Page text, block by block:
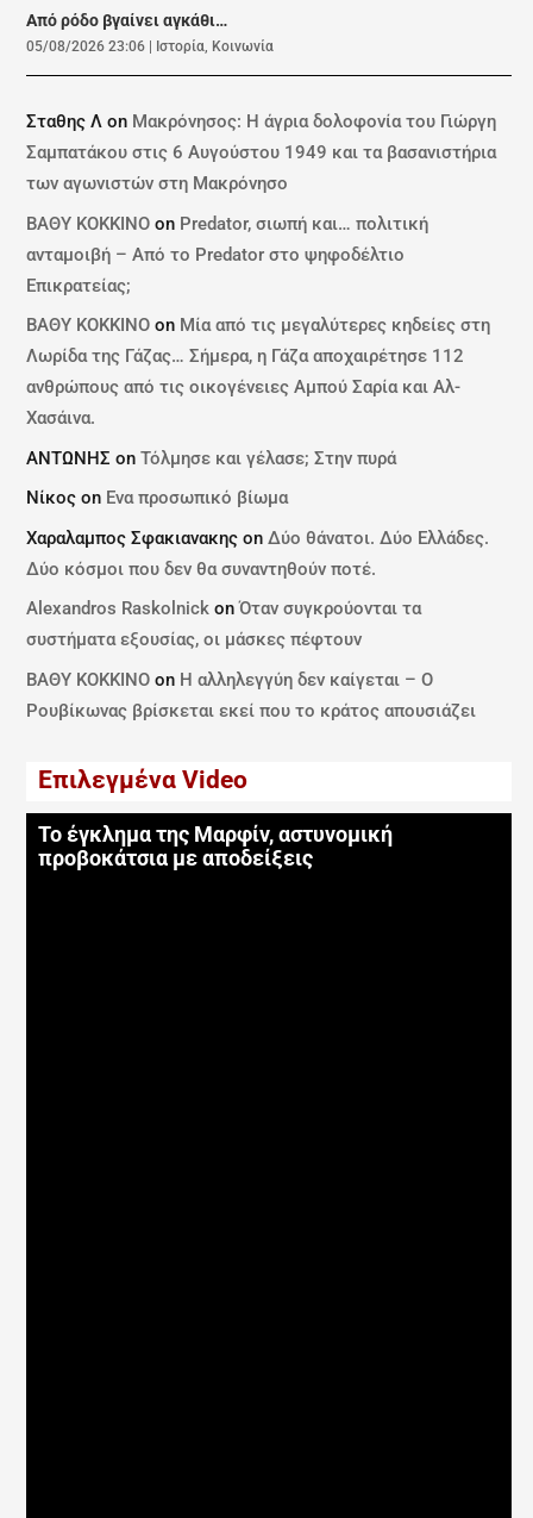
Από ρόδο βγαίνει αγκάθι…
05/08/2026 23:06 Ιστορία, Κοινωνία
Σταθης Λ on Μακρόνησος: Η άγρια δολοφονία του Γιώργη
Σαμπατάκου στις 6 Αυγούστου 1949 και τα βασανιστήρια
των αγωνιστών στη Μακρόνησο
ΒΑΘΥ ΚΟΚΚΙΝΟ on Predator, σιωπή και… πολιτική
ανταμοιβή – Από το Predator στο ψηφοδέλτιο
Επικρατείας;
ΒΑΘΥ ΚΟΚΚΙΝΟ on Μία από τις μεγαλύτερες κηδείες στη
Λωρίδα της Γάζας… Σήμερα, η Γάζα αποχαιρέτησε 112
ανθρώπους από τις οικογένειες Αμπού Σαρία και Αλ-
Χασάινα.
ΑΝΤΩΝΗΣ onΤόλμησε και γέλασε; Στην πυρά
Νίκος on Ενα προσωπικό βίωμα
Χαραλαμπος Σφακιανακης onΔύο θάνατοι. Δύο Ελλάδες.
Δύο κόσμοι που δεν θα συναντηθούν ποτέ.
Alexandros Raskolnick onΌταν συγκρούονται τα
συστήματα εξουσίας, οι μάσκες πέφτουν
ΒΑΘΥ ΚΟΚΚΙΝΟ on Η αλληλεγγύη δεν καίγεται – Ο
Ρουβίκωνας βρίσκεται εκεί που το κράτος απουσιάζει
Επιλεγμένα Video
Το έγκλημα της Μαρφίν, αστυνομική
προβοκάτσια με αποδείξεις